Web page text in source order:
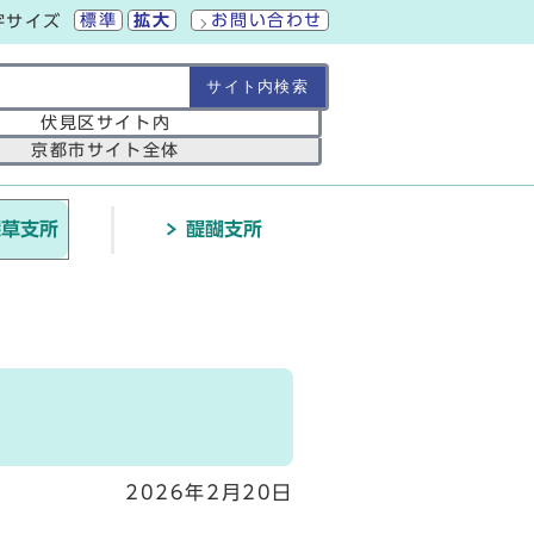
サイズ 標準 拡大 お問い合わせ
囲 伏見区サイト内
京都市サイト全体
支所 醍醐支所
2026年2月20日